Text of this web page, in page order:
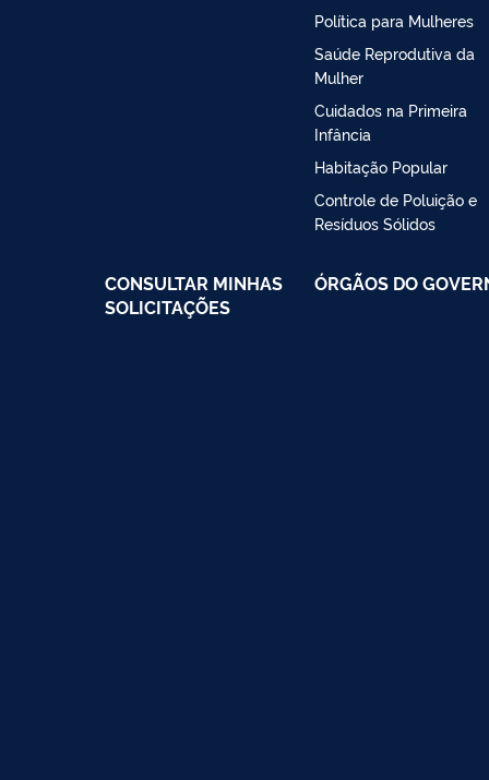
Política para Mulheres
Saúde Reprodutiva da
Mulher
Cuidados na Primeira
Infância
Habitação Popular
Controle de Poluição e
Resíduos Sólidos
CONSULTAR MINHAS
SOLICITAÇÕES
ÓRGÃOS DO